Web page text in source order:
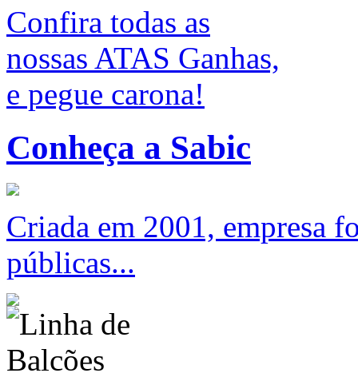
Confira todas as
nossas ATAS Ganhas,
e pegue carona!
Conheça a Sabic
Criada em 2001, empresa
públicas...